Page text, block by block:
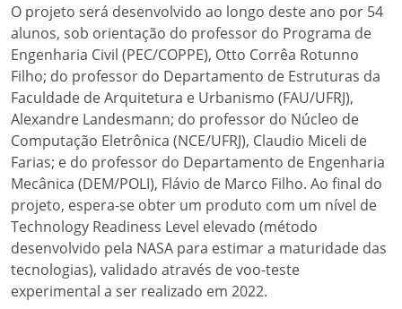
O projeto será desenvolvido ao longo deste ano por 54
alunos, sob orientação do professor do Programa de
Engenharia Civil (PEC/COPPE), Otto Corrêa Rotunno
Filho; do professor do Departamento de Estruturas da
Faculdade de Arquitetura e Urbanismo (FAU/UFRJ),
Alexandre Landesmann; do professor do Núcleo de
Computação Eletrônica (NCE/UFRJ), Claudio Miceli de
Farias; e do professor do Departamento de Engenharia
Mecânica (DEM/POLI), Flávio de Marco Filho. Ao final do
projeto, espera-se obter um produto com um nível de
Technology Readiness Level elevado (método
desenvolvido pela NASA para estimar a maturidade das
tecnologias), validado através de voo-teste
experimental a ser realizado em 2022.